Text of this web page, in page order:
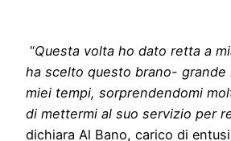
“Questa volta ho dato retta a
ha scelto questo brano- grande
miei tempi, sorprendendomi
di mettermi al suo servizio per
dichiara Al Bano, carico di